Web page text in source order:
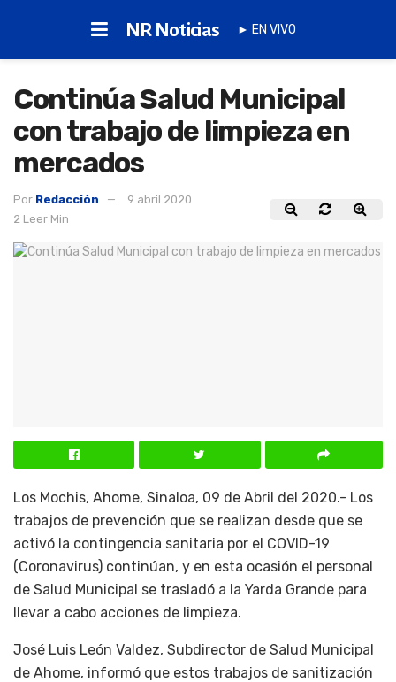
NR Noticias ► EN VIVO
Continúa Salud Municipal
con trabajo de limpieza en
mercados
Por Redacción
9 abril 2020
2 Leer Min
Los Mochis, Ahome, Sinaloa, 09 de Abril del 2020.- Los
trabajos de prevención que se realizan desde que se
activó la contingencia sanitaria por el COVID-19
(Coronavirus) continúan, y en esta ocasión el personal
de Salud Municipal se trasladó a la Yarda Grande para
llevar a cabo acciones de limpieza.
José Luis León Valdez, Subdirector de Salud Municipal
de Ahome, informó que estos trabajos de sanitización